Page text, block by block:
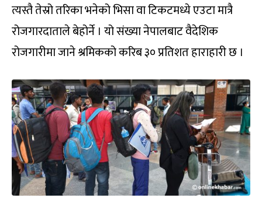
त्यस्तै तेस्रो तरिका भनेको भिसा वा टिकटमध्ये एउटा मात्रै
रोजगारदाताले बेहोर्ने । यो संख्या नेपालबाट वैदेशिक
रोजगारीमा जाने श्रमिकको करिब ३० प्रतिशत हाराहारी छ ।